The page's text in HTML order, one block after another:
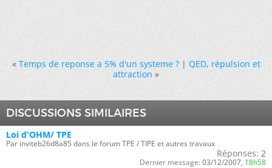
« Temps de reponse a 5% d'un systeme ?|QED, répulsion et
attraction »
DISCUSSIONS SIMILAIRES
Loi d'OHM/ TPE
Par inviteb26d8a85 dans le forum TPE / TIPE et autres travaux
Réponses: 2
Dernier message: 03/12/2007, 18h58